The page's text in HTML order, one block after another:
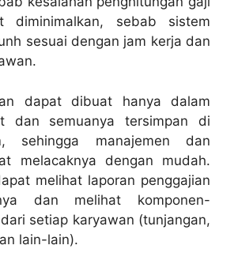
diminimalkan, sebab sistem
sesuai dengan jam kerja dan
dapat dibuat hanya dalam
dan semuanya tersimpan di
sehingga manajemen dan
melacaknya dengan mudah.
melihat laporan penggajian
dan melihat komponen-
setiap karyawan (tunjangan,
lain-lain).